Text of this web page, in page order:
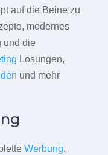
auf die Beine zu
modernes
und die
Lösungen,
und mehr
Werbung,